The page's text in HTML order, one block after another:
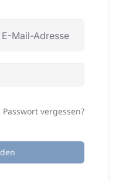
Passwort vergessen?